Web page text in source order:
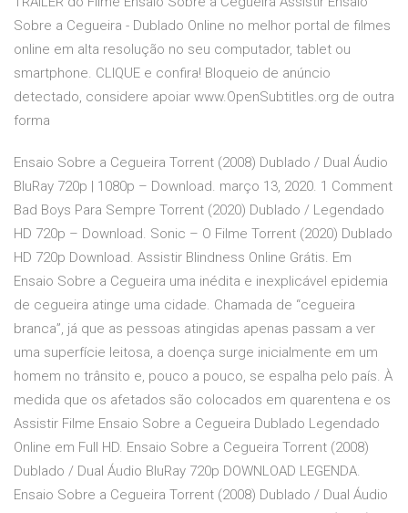
Sobre a Cegueira - Dublado Online no melhor portal de filmes
online em alta resolução no seu computador, tablet ou
smartphone. CLIQUE e confira! Bloqueio de anúncio
detectado, considere apoiar www.OpenSubtitles.org de outra
forma
Ensaio Sobre a Cegueira Torrent (2008) Dublado / Dual Áudio
BluRay 720p | 1080p – Download. março 13, 2020. 1 Comment
Bad Boys Para Sempre Torrent (2020) Dublado / Legendado
HD 720p – Download. Sonic – O Filme Torrent (2020) Dublado
HD 720p Download. Assistir Blindness Online Grátis. Em
Ensaio Sobre a Cegueira uma inédita e inexplicável epidemia
de cegueira atinge uma cidade. Chamada de “cegueira
branca”, já que as pessoas atingidas apenas passam a ver
uma superfície leitosa, a doença surge inicialmente em um
homem no trânsito e, pouco a pouco, se espalha pelo país. À
medida que os afetados são colocados em quarentena e os
Assistir Filme Ensaio Sobre a Cegueira Dublado Legendado
Online em Full HD. Ensaio Sobre a Cegueira Torrent (2008)
Dublado / Dual Áudio BluRay 720p DOWNLOAD LEGENDA.
Ensaio Sobre a Cegueira Torrent (2008) Dublado / Dual Áudio